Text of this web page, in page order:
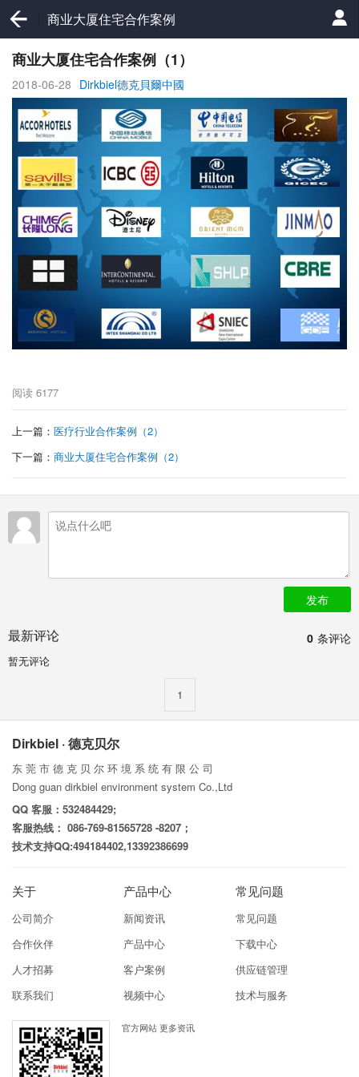
商业大厦住宅合作案例
商业大厦住宅合作案例（1）
2018-06-28 Dirkbiel德克貝爾中國
阅读 6177
上一篇： 医疗行业合作案例（2）
下一篇： 商业大厦住宅合作案例（2）
发布
0 条评论
最新评论
暂无评论
1
Dirkbiel · 德克贝尔
东 莞 市 德 克 贝 尔 环 境 系 统 有 限 公 司
Dong guan dirkbiel environment system Co.,Ltd
QQ 客服：532484429;
客服热线： 086-769-81565728 -8207；
技术支持QQ:494184402,13392386699
关于
公司简介
合作伙伴
人才招募
联系我们
产品中心
新闻资讯
产品中心
客户案例
视频中心
常见问题
常见问题
下载中心
供应链管理
技术与服务
官方网站 更多资讯